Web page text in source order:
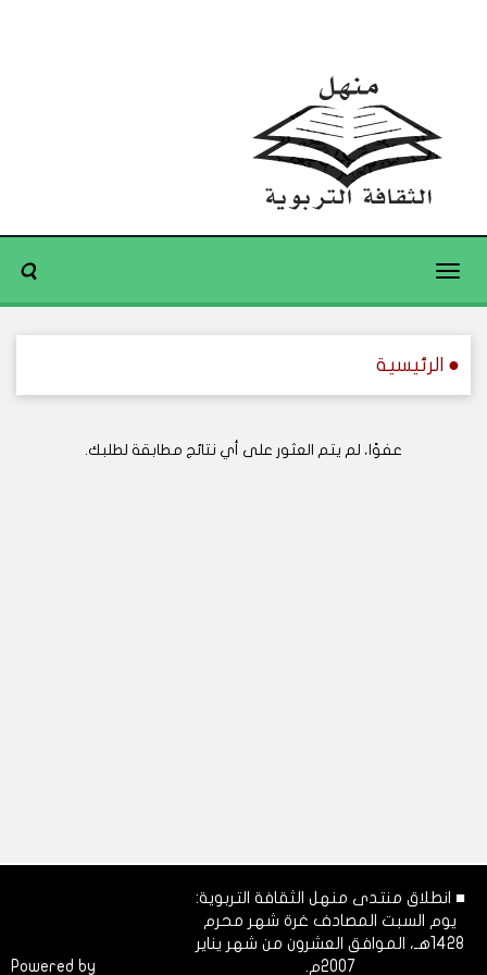
Toggle
● الرئيسية
عفوًا، لم يتم العثور على أي نتائج مطابقة لطلبك.
■ انطلاق منتدى منهل الثقافة التربوية:
يوم السبت المصادف غرة شهر محرم
1428هـ، الموافق العشرون من شهر يناير
2007م.
Powered by